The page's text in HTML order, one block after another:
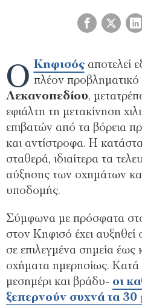
Ο Κηφισόςαποτελεί
πλέον προβληματικό
Λεκανοπεδίου,
εφιάλτη τη μετακίνηση
επιβατών από τα βόρεια
και αντίστροφα. Η
σταθερά, ιδιαίτερα τα
αύξησης των οχημάτων
υποδομής.
Σύμφωνα με πρόσφατα
στον Κηφισό έχει αυξηθεί
σε επιλεγμένα σημεία έως
οχήματα ημερησίως. Κατά
μεσημέρι και βράδυ- οι
ξεπερνούν συχνά τα 30